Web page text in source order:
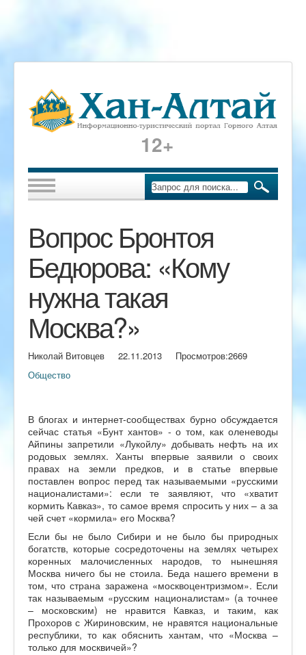
12+
Вопрос Бронтоя
Бедюрова: «Кому
нужна такая
Москва?»
Николай Витовцев 22.11.2013 Просмотров:2669
Общество
В блогах и интернет-сообществах бурно обсуждается
сейчас статья «Бунт хантов» - о том, как оленеводы
Айпины запретили «Лукойлу» добывать нефть на их
родовых землях. Ханты впервые заявили о своих
правах на земли предков, и в статье впервые
поставлен вопрос перед так называемыми «русскими
националистами»: если те заявляют, что «хватит
кормить Кавказ», то самое время спросить у них – а за
чей счет «кормила» его Москва?
Если бы не было Сибири и не было бы природных
богатств, которые сосредоточены на землях четырех
коренных малочисленных народов, то нынешняя
Москва ничего бы не стоила. Беда нашего времени в
том, что страна заражена «москвоцентризмом». Если
так называемым «русским националистам» (а точнее
– московским) не нравится Кавказ, и таким, как
Прохоров с Жириновским, не нравятся национальные
республики, то как обяснить хантам, что «Москва –
только для москвичей»?